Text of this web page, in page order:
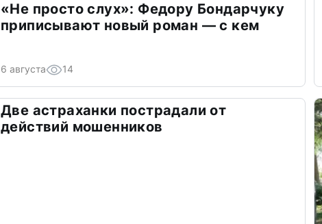
«Не просто слух»: Федору Бондарчуку
приписывают новый роман — с кем
6 августа 14
Две астраханки пострадали от
действий мошенников